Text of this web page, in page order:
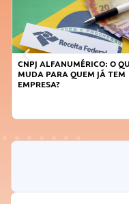
CNPJ ALFANUMÉRICO: O
MUDA PARA QUEM JÁ TEM
EMPRESA?